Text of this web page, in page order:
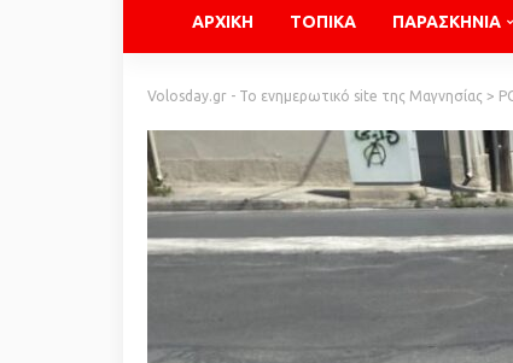
ΑΡΧΙΚΗ ΤΟΠΙΚΑ ΠΑΡΑΣΚΗΝΙΑ
Volosday.gr - Το ενημερωτικό site της Μαγνησίας >